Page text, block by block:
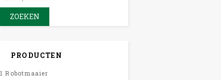
ZOEKEN
PRODUCTEN
1 Robotmaaier